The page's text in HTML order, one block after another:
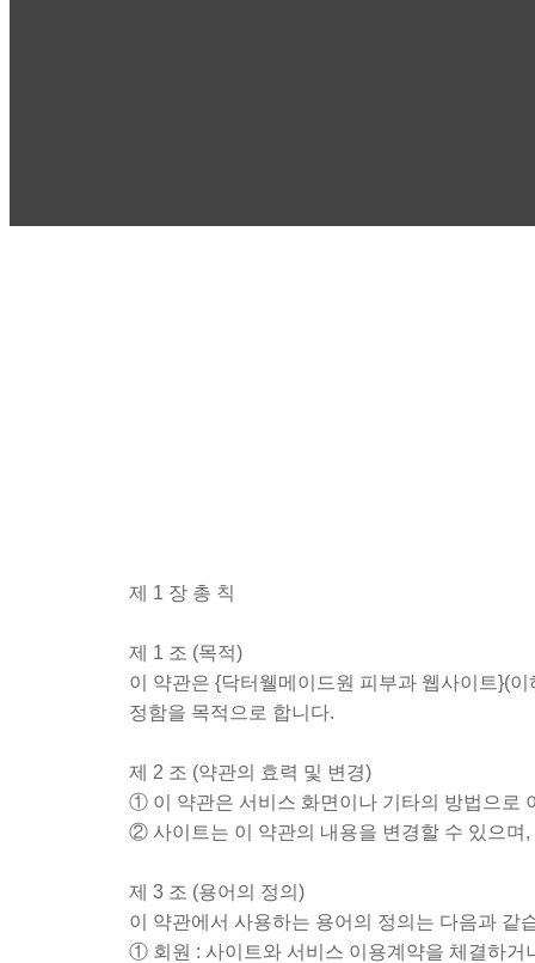
제 1 장 총 칙
제 1 조 (목적)
이 약관은 {닥터웰메이드원 피부과 웹사이트}(
정함을 목적으로 합니다.
제 2 조 (약관의 효력 및 변경)
① 이 약관은 서비스 화면이나 기타의 방법으로
② 사이트는 이 약관의 내용을 변경할 수 있으며
제 3 조 (용어의 정의)
이 약관에서 사용하는 용어의 정의는 다음과 같
① 회원 : 사이트와 서비스 이용계약을 체결하거